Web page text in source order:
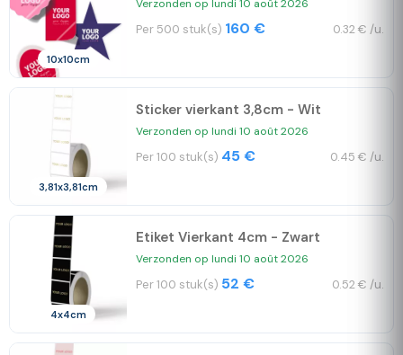
10x10cm
Verzonden op lundi 10 août 2026
Per 500 stuk(s) 160 € 0.32 € /u.
3,81x3,81cm
Sticker vierkant 3,8cm - Wit
Verzonden op lundi 10 août 2026
Per 100 stuk(s) 45 € 0.45 € /u.
4x4cm
Etiket Vierkant 4cm - Zwart
Verzonden op lundi 10 août 2026
Per 100 stuk(s) 52 € 0.52 € /u.